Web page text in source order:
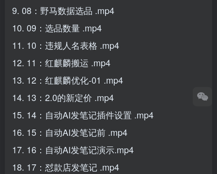
9. 08：野马数据选品 .mp4
10. 09：选品数量 .mp4
11. 10：违规人名表格 .mp4
12. 11：红麒麟搬运 .mp4
13. 12：红麒麟优化-01 .mp4
14. 13：2.0的新定价 .mp4
15. 14：自动AI发笔记插件设置 .mp4
16. 15：自动AI发笔记前 .mp4
17. 16：自动AI发笔记演示.mp4
18. 17：怼款店发笔记 .mp4